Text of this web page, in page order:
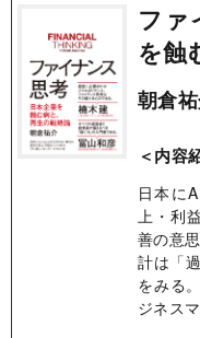
フ
を蝕
朝倉
＜内容
日本に
上・利
善の意
計は「
をみる
ジネス